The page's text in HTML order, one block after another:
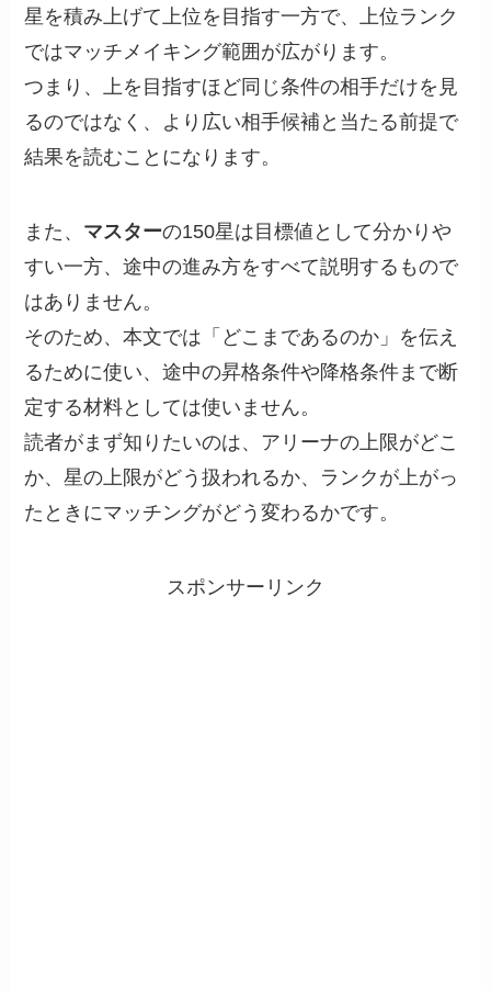
星を積み上げて上位を目指す一方で、上位ランク
ではマッチメイキング範囲が広がります。
つまり、上を目指すほど同じ条件の相手だけを見
るのではなく、より広い相手候補と当たる前提で
結果を読むことになります。
また、 マスターの150星は目標値として分かりや
すい一方、途中の進み方をすべて説明するもので
はありません。
そのため、本文では「どこまであるのか」を伝え
るために使い、途中の昇格条件や降格条件まで断
定する材料としては使いません。
読者がまず知りたいのは、アリーナの上限がどこ
か、星の上限がどう扱われるか、ランクが上がっ
たときにマッチングがどう変わるかです。
スポンサーリンク